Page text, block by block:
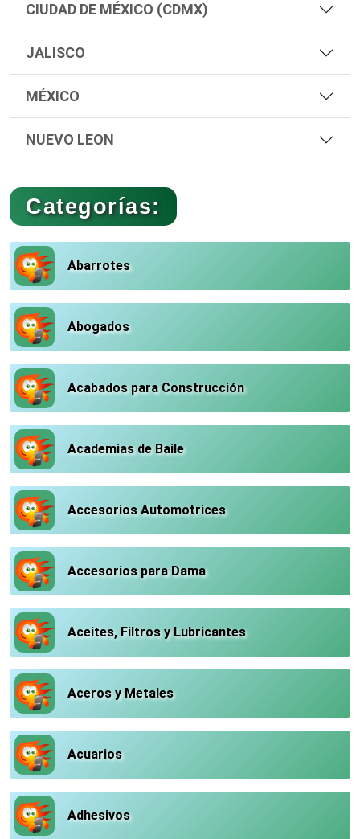
CIUDAD DE MÉXICO (CDMX)
JALISCO
MÉXICO
NUEVO LEON
Categorías:
Abarrotes
Abogados
Acabados para Construcción
Academias de Baile
Accesorios Automotrices
Accesorios para Dama
Aceites, Filtros y Lubricantes
Aceros y Metales
Acuarios
Adhesivos